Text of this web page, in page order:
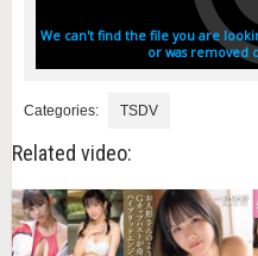
Categories: TSDV
Related video: